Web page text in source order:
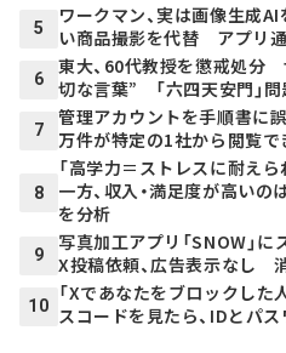
5
ワークマン、実は画像生成
い商品撮影を代替 アプリ
6
東大、60代教授を懲戒処分
切な言葉” 「六四天安門」
7
管理アカウントを手順書に誤
万件が特定の1社から閲覧で
8
「高学力＝ストレスに耐え
一方、収入・満足度が高い
を分析
9
写真加工アプリ「SNOW」
X投稿依頼、広告表示なし
10
「Xであなたをブロックし
スコードを見たら、IDとパ